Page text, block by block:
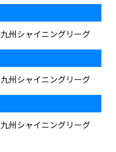
州シャイニングリーグ
州シャイニングリーグ
州シャイニングリーグ